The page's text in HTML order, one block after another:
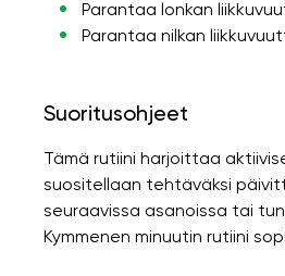
Parantaa lonkan
Parantaa nilkan
Suoritusohjeet
Tämä rutiini harjoittaa
suositellaan tehtäväksi
seuraavissa asanoissa tai
Kymmenen minuutin rutiini